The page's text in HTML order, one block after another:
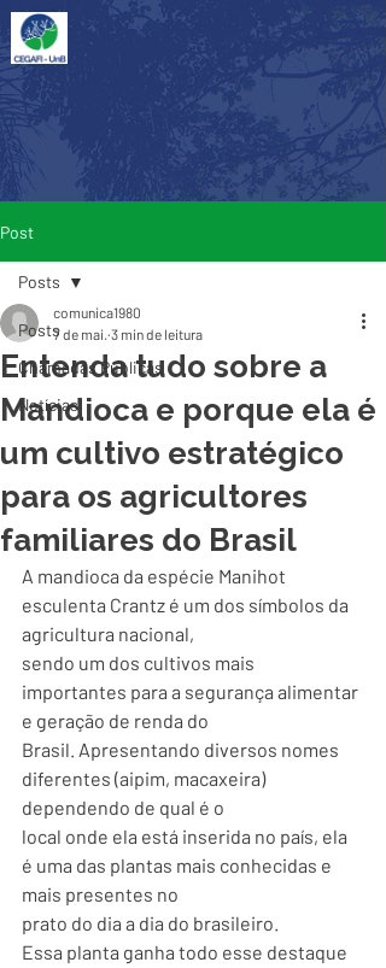
Post
Posts
Chamadas Públicas
Notícias
Posts
Entenda tudo sobre a
Mandioca e porque ela é
um cultivo estratégico
para os agricultores
familiares do Brasil
comunica1980
7 de mai. 3 min de leitura
A mandioca da espécie Manihot
esculenta Crantz é um dos símbolos da
agricultura nacional,
sendo um dos cultivos mais
importantes para a segurança alimentar
e geração de renda do
Brasil. Apresentando diversos nomes
diferentes (aipim, macaxeira)
dependendo de qual é o
local onde ela está inserida no país, ela
é uma das plantas mais conhecidas e
mais presentes no
prato do dia a dia do brasileiro.
Essa planta ganha todo esse destaque